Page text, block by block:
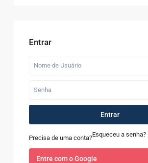
Entrar
Entrar
Precisa de uma conta?Esqueceu a senha?
Entre com o Google